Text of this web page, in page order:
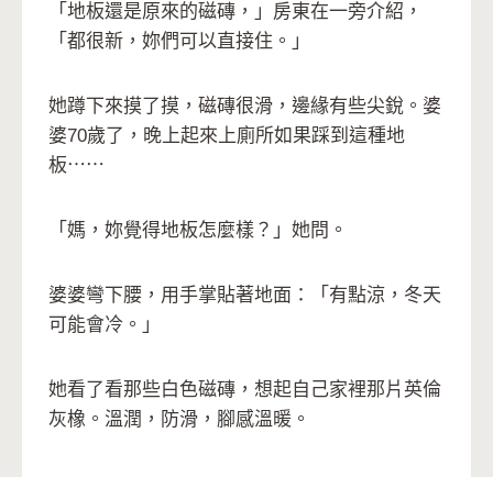
「地板還是原來的磁磚，」房東在一旁介紹，
「都很新，妳們可以直接住。」
她蹲下來摸了摸，磁磚很滑，邊緣有些尖銳。婆
婆70歲了，晚上起來上廁所如果踩到這種地
板⋯⋯
「媽，妳覺得地板怎麼樣？」她問。
婆婆彎下腰，用手掌貼著地面：「有點涼，冬天
可能會冷。」
她看了看那些白色磁磚，想起自己家裡那片英倫
灰橡。溫潤，防滑，腳感溫暖。